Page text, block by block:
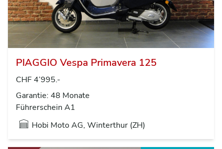
PIAGGIO Vespa Primavera 125
CHF 4’995.-
Garantie: 48 Monate
Führerschein A1
Hobi Moto AG, Winterthur (ZH)